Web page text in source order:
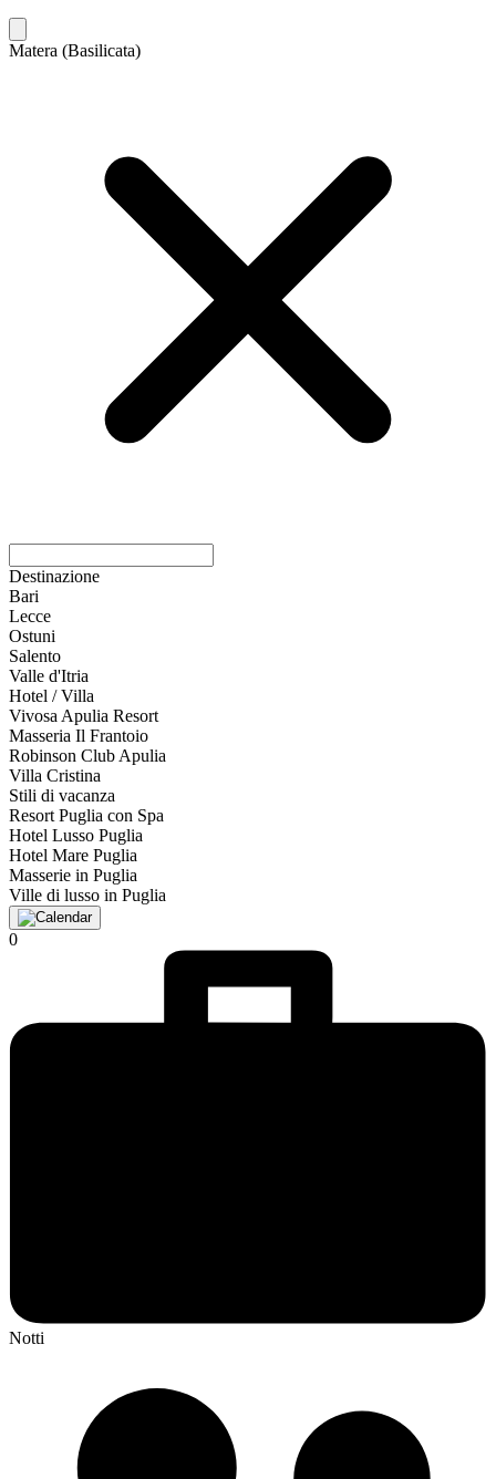
Matera (Basilicata)
Destinazione
Bari
Lecce
Ostuni
Salento
Valle d'Itria
Hotel / Villa
Vivosa Apulia Resort
Masseria Il Frantoio
Robinson Club Apulia
Villa Cristina
Stili di vacanza
Resort Puglia con Spa
Hotel Lusso Puglia
Hotel Mare Puglia
Masserie in Puglia
Ville di lusso in Puglia
0
Notti